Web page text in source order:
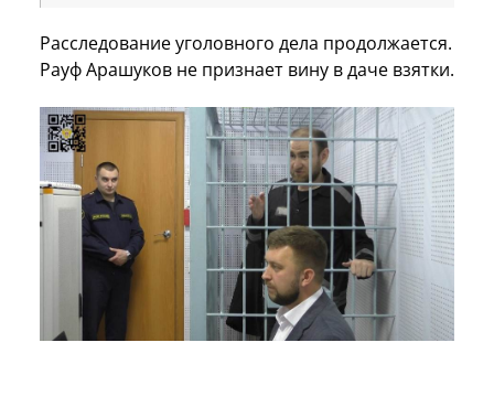
Расследование уголовного дела продолжается.
Рауф Арашуков не признает вину в даче взятки.